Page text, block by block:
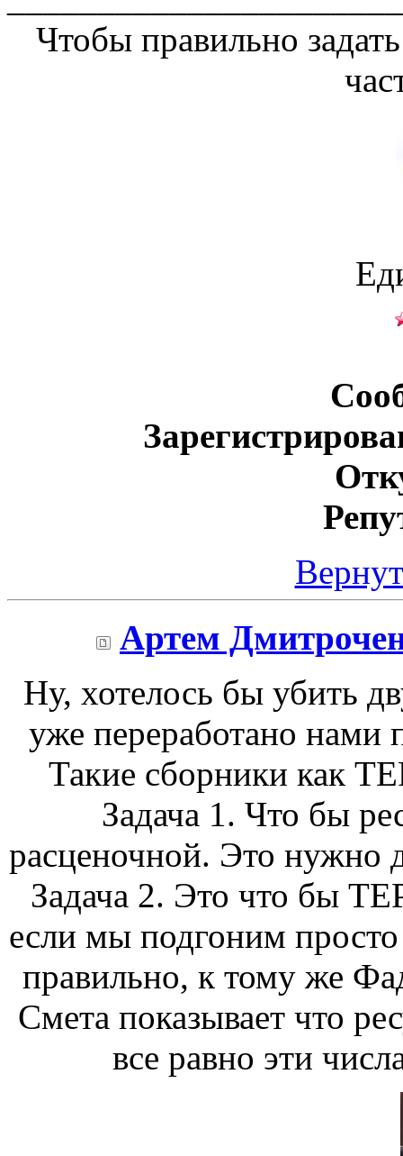
Чтобы правильно
Артем
Ну, хотелось бы убить
уже переработано нами
Такие сборники как
Задача 1. Что бы
расценочной. Это нужно
Задача 2. Это что бы
если мы подгоним просто
правильно, к тому же
Смета показывает что
все равно эти